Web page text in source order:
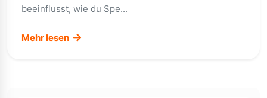
beeinflusst, wie du Spe...
Mehr lesen